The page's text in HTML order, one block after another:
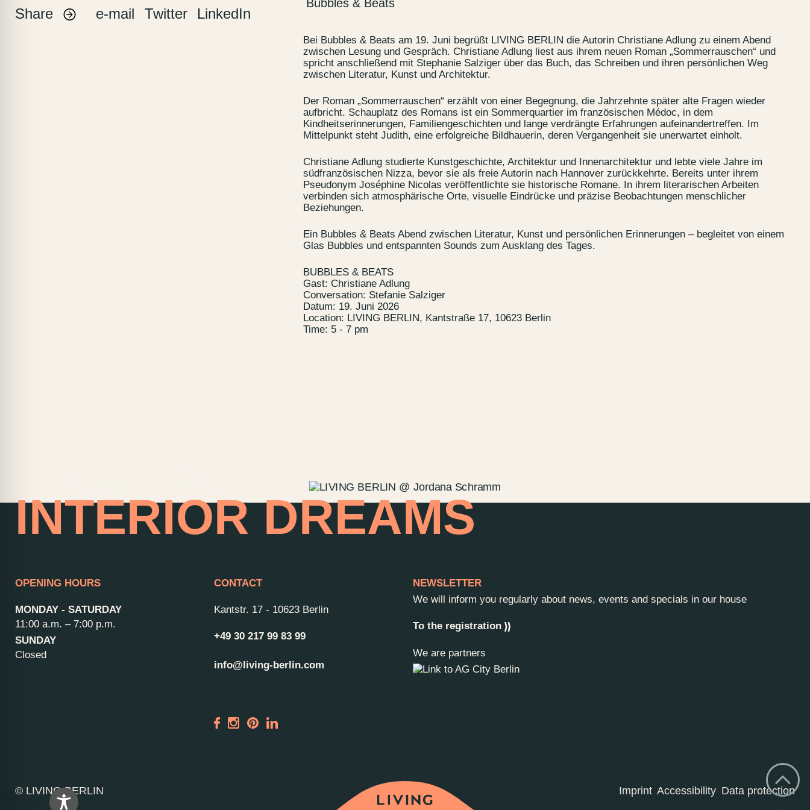
Contact us
Jobs
Wedding Planner
Store plan
Rental
ALICE Rooftop &
Share e-mail Twitter LinkedIn
Bubbles & Beats
Bei Bubbles & Beats am 19. Juni begrüßt LIVING BERLIN die Autorin Christiane Adlung zu einem Abend
zwischen Lesung und Gespräch. Christiane Adlung liest aus ihrem neuen Roman „Sommerrauschen“ und
spricht anschließend mit Stephanie Salziger über das Buch, das Schreiben und ihren persönlichen Weg
zwischen Literatur, Kunst und Architektur.
Der Roman „Sommerrauschen“ erzählt von einer Begegnung, die Jahrzehnte später alte Fragen wieder
aufbricht. Schauplatz des Romans ist ein Sommerquartier im französischen Médoc, in dem
Kindheitserinnerungen, Familiengeschichten und lange verdrängte Erfahrungen aufeinandertreffen. Im
Mittelpunkt steht Judith, eine erfolgreiche Bildhauerin, deren Vergangenheit sie unerwartet einholt.
Christiane Adlung studierte Kunstgeschichte, Architektur und Innenarchitektur und lebte viele Jahre im
südfranzösischen Nizza, bevor sie als freie Autorin nach Hannover zurückkehrte. Bereits unter ihrem
Pseudonym Joséphine Nicolas veröffentlichte sie historische Romane. In ihrem literarischen Arbeiten
verbinden sich atmosphärische Orte, visuelle Eindrücke und präzise Beobachtungen menschlicher
Beziehungen.
Ein Bubbles & Beats Abend zwischen Literatur, Kunst und persönlichen Erinnerungen – begleitet von einem
Glas Bubbles und entspannten Sounds zum Ausklang des Tages.
BUBBLES & BEATS
Gast: Christiane Adlung
Conversation: Stefanie Salziger
Datum: 19. Juni 2026
Location: LIVING BERLIN, Kantstraße 17, 10623 Berlin
Time: 5 - 7 pm
HOME OF
INTERIOR DREAMS
OPENING HOURS
MONDAY - SATURDAY
11:00 a.m. – 7:00 p.m.
SUNDAY
Closed
CONTACT
Kantstr. 17- 10623 Berlin
+49 30 217 99 83 99
info@living-berlin.com
NEWSLETTER
We will inform you regularly about news, events and specials in our house
To the registration
We are partners
© LIVING BERLIN Imprint Accessibility Data protection